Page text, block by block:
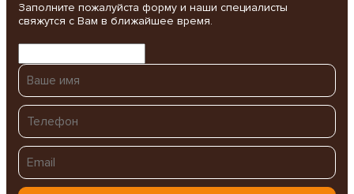
Заполните пожалуйста форму и наши специалисты
свяжутся с Вам в ближайшее время.